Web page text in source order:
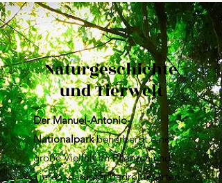
Naturgeschichte
und Tierwelt
Der Manuel-Antonio-
Nationalparkbeherbergt eine
große Vielfalt an Pflanzen und
Tieren, darunter bedrohte Arten